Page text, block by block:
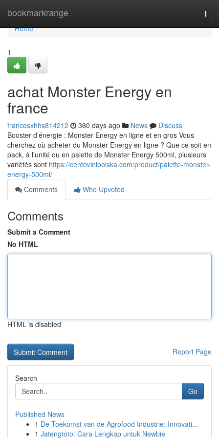
bookmarkrange
Home
Home
1
achat Monster Energy en
france
francesxhhs814212 360 days ago News
Discuss
Booster d’énergie : Monster Energy en ligne et en gros Vous
cherchez où acheter du Monster Energy en ligne ? Que ce soit en
pack, à l’unité ou en palette de Monster Energy 500ml, plusieurs
variétés sont https://centovinipolska.com/product/palette-monster-
energy-500ml/
Comments
Who Upvoted
Comments
Submit a Comment
No HTML
HTML is disabled
Report Page
Search
Go
Published News
1 De Toekomst van de Agrofood Industrie: Innovati...
1 Jatengtoto: Cara Lengkap untuk Newbie